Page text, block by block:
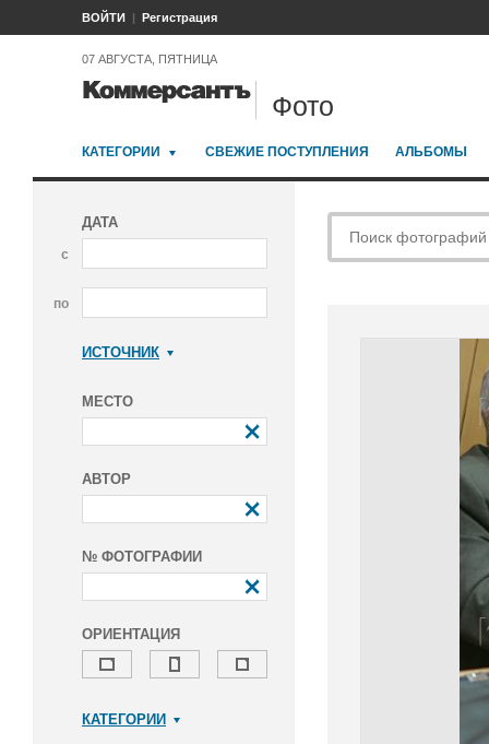
ВОЙТИ Регистрация
07 АВГУСТА, ПЯТНИЦА
Фото
КАТЕГОРИИ СВЕЖИЕ ПОСТУПЛЕНИЯ АЛЬБОМЫ
ДАТА
с
по
ИСТОЧНИК
МЕСТО
АВТОР
№ ФОТОГРАФИИ
ОРИЕНТАЦИЯ
КАТЕГОРИИ